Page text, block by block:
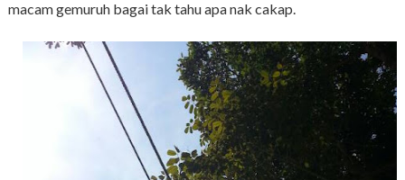
macam gemuruh bagai tak tahu apa nak cakap.